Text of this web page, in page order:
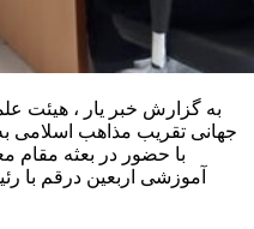
به گزارش خبر یار ، هیئت
جهانی تقریب مذاهب اسلامی
با حضور در بعثه مقام
آموزشی اربعین درقم با